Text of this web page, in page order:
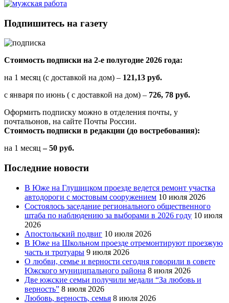
Подпишитесь на газету
Стоимость подписки на 2-е полугодие 2026 года:
на 1 месяц (с доставкой на дом) – 121,13 руб.
с января по июнь ( с доставкой на дом) – 726, 78 руб.
Оформить подписку можно в отделения почты, у
почтальонов, на сайте Почты России.
Стоимость подписки в редакции (до востребования):
на 1 месяц – 50 руб.
Последние новости
В Юже на Глушицком проезде ведется ремонт участка
автодороги с мостовым сооружением 10 июля 2026
Состоялось заседание регионального общественного
штаба по наблюдению за выборами в 2026 году 10 июля
2026
Апостольский подвиг 10 июля 2026
В Юже на Школьном проезде отремонтируют проезжую
часть и тротуары 9 июля 2026
О любви, семье и верности сегодня говорили в совете
Южского муниципального района 8 июля 2026
Две южские семьи получили медали “За любовь и
верность” 8 июля 2026
Любовь, верность, семья 8 июля 2026